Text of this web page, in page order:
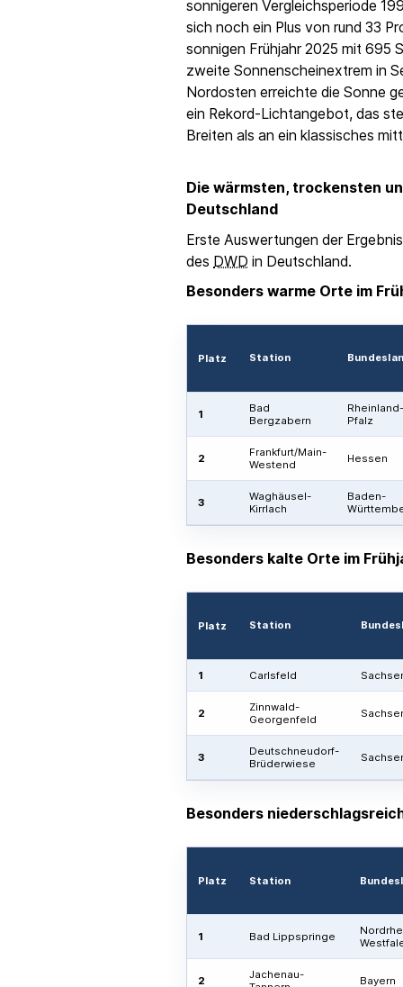
sonnigeren Vergleichsperiode
sich noch ein Plus von rund 33
sonnigen Frühjahr 2025 mit 695
zweite Sonnenscheinextrem in
Nordosten erreichte die Sonne
ein Rekord-Lichtangebot, das
Breiten als an ein klassisches
Die wärmsten, trockensten
Deutschland
Erste Auswertungen der
des DWD in Deutschland.
Besonders warme Orte im
Platz Station
1
Bad
Bergzabern
Rheinland-
Pfalz
2
Frankfurt/Main-
Westend
Hessen
3
Waghäusel-
Kirrlach
Baden-
Besonders kalte Orte im
Platz Station
1 Carlsfeld
2
Zinnwald-
Georgenfeld
3
Deutschneudorf-
Brüderwiese
Besonders
Platz Station
1 Bad Lippspringe
2
Jachenau-
Bayern